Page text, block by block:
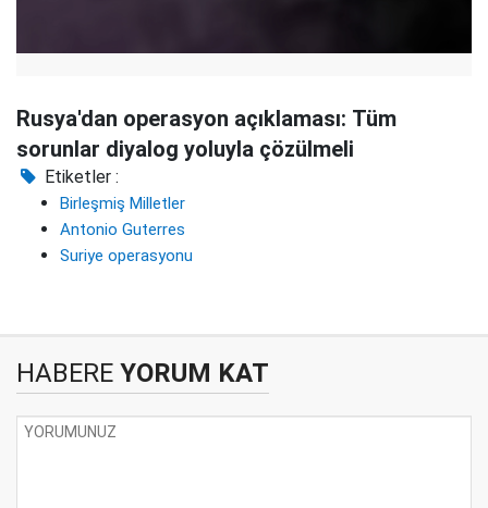
Rusya'dan operasyon açıklaması: Tüm
sorunlar diyalog yoluyla çözülmeli
Etiketler :
Birleşmiş Milletler
Antonio Guterres
Suriye operasyonu
HABERE YORUM KAT